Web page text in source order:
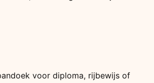
voor diploma, rijbewijs of